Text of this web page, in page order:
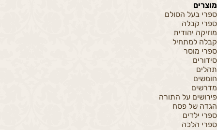
מוצרים
ספרי בעל הסולם
ספרי קבלה
מוזיקה יהודית
קבלה למתחיל
ספרי מוסר
סידורים
תהלים
חומשים
מדרשים
פירושים על התורה
הגדה של פסח
ספרי ילדים
ספרי הלכה